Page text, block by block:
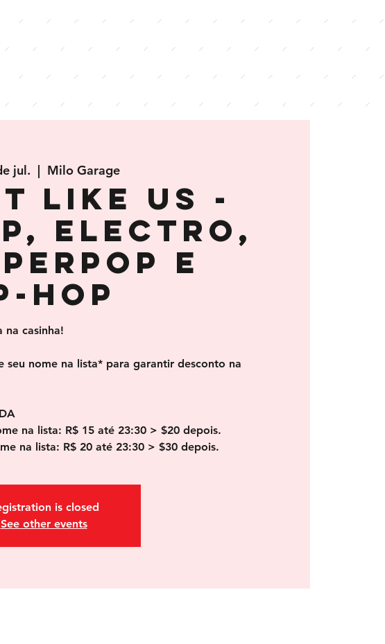
jul.
  |
Milo Garage
like Us -
Electro,
e
Hop
na casinha!
seu nome na lista* para garantir desconto na
na lista: R$ 15 até 23:30 > $20 depois.
na lista: R$ 20 até 23:30 > $30 depois.
is closed
See other events